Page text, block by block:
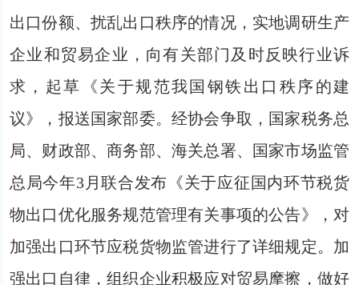
出口份额、扰乱出口秩序的情况，实地调研生产
企业和贸易企业，向有关部门及时反映行业诉
求，起草《关于规范我国钢铁出口秩序的建
议》，报送国家部委。经协会争取，国家税务总
局、财政部、商务部、海关总署、国家市场监管
总局今年3月联合发布《关于应征国内环节税货
物出口优化服务规范管理有关事项的公告》，对
加强出口环节应税货物监管进行了详细规定。加
强出口自律，组织企业积极应对贸易摩擦，做好